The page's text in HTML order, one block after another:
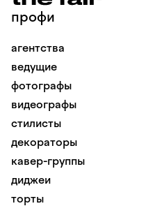
профи
агентства
ведущие
фотографы
видеографы
стилисты
декораторы
кавер-группы
диджеи
торты